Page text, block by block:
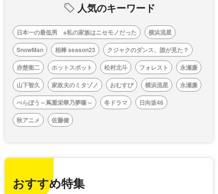
人気のキーワード
日本一の最低男 ※私の家族はニセモノだった
横浜流星
SnowMan
相棒 season23
クジャクのダンス、誰が見た？
赤楚衛二
ホットスポット 松村北斗 フォレスト
永瀬廉
山下智久
家政夫のミタゾノ おむすび 横浜流星
永瀬廉
べらぼう～蔦重栄華乃夢噺～
冬ドラマ
日向坂46
秋アニメ
佐藤健
おすすめ特集